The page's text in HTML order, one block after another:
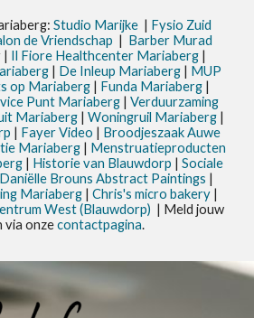
Studio Marijke | Fysio Zuid
de Vriendschap | Barber Murad
| Il Fiore Healthcenter Mariaberg|
| De Inleup Mariaberg| MUP
op Mariaberg | Funda Mariaberg |
PuntMariaberg| Verduurzaming
Mariaberg | Woningruil Mariaberg |
| Fayer Video | Broodjeszaak Auwe
Mariaberg | Menstruatieproducten
| Historie van Blauwdorp | Sociale
Daniëlle Brouns Abstract Paintings |
Mariaberg| Chris's micro bakery|
West (Blauwdorp) | Meld jouw
via onzecontactpagina.